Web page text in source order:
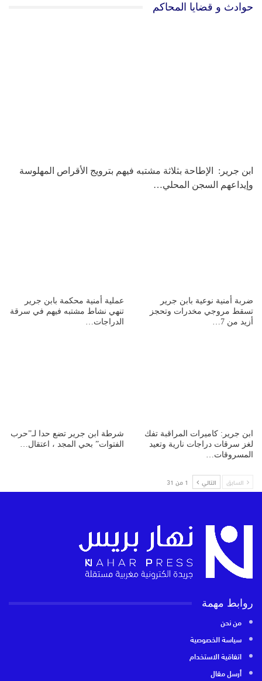
حوادث و قضايا المحاكم
ابن جرير: الإطاحة بثلاثة مشتبه فيهم بترويج الأقراص المهلوسة
وإيداعهم السجن المحلي…
ضربة أمنية نوعية بابن جرير
تسقط مروجي مخدرات وتحجز
أزيد من 7…
عملية أمنية محكمة بابن جرير
تنهي نشاط مشتبه فيهم في سرقة
الدراجات…
ابن جرير: كاميرات المراقبة تفك
لغز سرقات دراجات نارية وتعيد
المسروقات…
شرطة ابن جرير تضع حدا لـ”حرب
الفتوات” بحي المجد ، اعتقال…
السابق التالي 1 من 31
روابط مهمة
من نحن
سياسة الخصوصية
اتفاقية الاستخدام
أرسل مقال